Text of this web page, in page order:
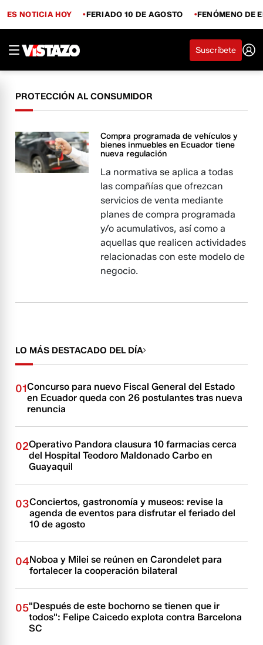
ES NOTICIA HOY FERIADO 10 DE AGOSTO FENÓMENO DE
Suscríbete
PROTECCIÓN AL CONSUMIDOR
Compra programada de vehículos y
bienes inmuebles en Ecuador tiene
nueva regulación
La normativa se aplica a todas
las compañías que ofrezcan
servicios de venta mediante
planes de compra programada
y/o acumulativos, así como a
aquellas que realicen actividades
relacionadas con este modelo de
negocio.
LO MÁS DESTACADO DEL DÍA
01Concurso para nuevo Fiscal General del Estado
en Ecuador queda con 26 postulantes tras nueva
renuncia
02Operativo Pandora clausura 10 farmacias cerca
del Hospital Teodoro Maldonado Carbo en
Guayaquil
03Conciertos, gastronomía y museos: revise la
agenda de eventos para disfrutar el feriado del
10 de agosto
04Noboa y Milei se reúnen en Carondelet para
fortalecer la cooperación bilateral
05"Después de este bochorno se tienen que ir
todos": Felipe Caicedo explota contra Barcelona
SC